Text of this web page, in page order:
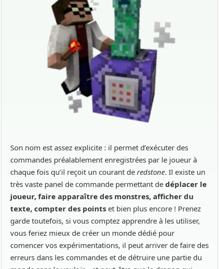
Son nom est assez explicite : il permet d’exécuter des
commandes préalablement enregistrées par le joueur à
chaque fois qu’il reçoit un courant de redstone. Il existe un
très vaste panel de commande permettant de déplacer le
joueur, faire apparaître des monstres, afficher du
texte, compter des points et bien plus encore ! Prenez
garde toutefois, si vous comptez apprendre à les utiliser,
vous feriez mieux de créer un monde dédié pour
comencer vos expérimentations, il peut arriver de faire des
erreurs dans les commandes et de détruire une partie du